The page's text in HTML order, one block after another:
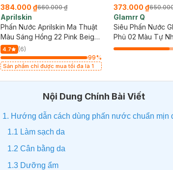
384.000 ₫660.000 ₫
Aprilskin
Phấn Nước Aprilskin Ma Thuật
Màu Sáng Hồng 22 Pink Beige
15g
4.7
(6)
99%
Sản phẩm chỉ được mua tối đa là 1
373.000 ₫
Glamrr Q
Siêu Phấn Nước
Phủ 02 Màu Tự
Nội Dung Chính Bài Viết
1. Hướng dẫn cách dùng phấn nước chuẩn mịn
1.1 Làm sạch da
1.2 Cân bằng da
1.3 Dưỡng ẩm